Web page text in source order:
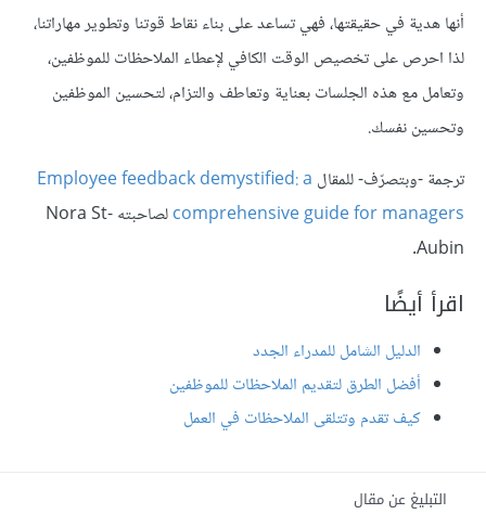
أنها هدية في حقيقتها، فهي تساعد على بناء نقاط قوتنا وتطوير مهاراتنا،
لذا احرص على تخصيص الوقت الكافي لإعطاء الملاحظات للموظفين،
وتعامل مع هذه الجلسات بعناية وتعاطف والتزام، لتحسين الموظفين
وتحسين نفسك.
ترجمة -وبتصرّف- للمقال Employee feedback demystified: a
comprehensive guide for managers
لصاحبته Nora St-
Aubin.
اقرأ أيضًا
الدليل الشامل للمدراء الجدد
أفضل الطرق لتقديم الملاحظات للموظفين
كيف تقدم وتتلقى الملاحظات في العمل
التبليغ عن مقال